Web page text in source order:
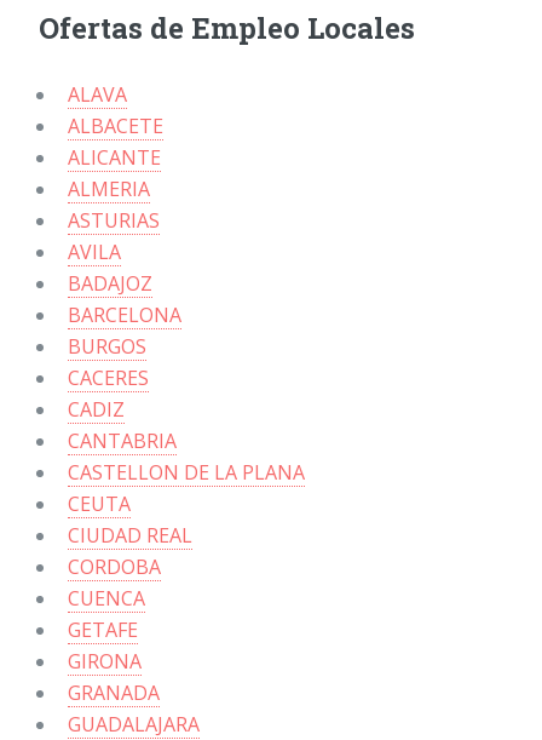
Ofertas de Empleo Locales
ALAVA
ALBACETE
ALICANTE
ALMERIA
ASTURIAS
AVILA
BADAJOZ
BARCELONA
BURGOS
CACERES
CADIZ
CANTABRIA
CASTELLON DE LA PLANA
CEUTA
CIUDAD REAL
CORDOBA
CUENCA
GETAFE
GIRONA
GRANADA
GUADALAJARA